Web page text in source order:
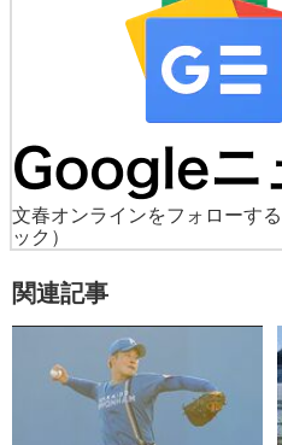
文春オンラインをフォローする
ック）
関連記事